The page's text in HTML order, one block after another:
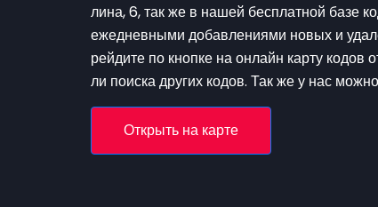
лина, 6, так же в нашей бесплатной базе
ежедневными добавлениями новых и
рейдите по кнопке на онлайн карту
ли поиска других кодов. Так же у нас
Открыть на карте